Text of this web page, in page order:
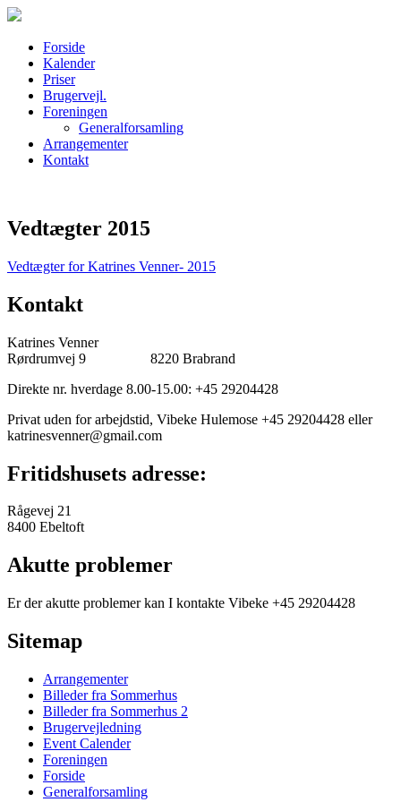
Skip
content
Forside
Kalender
Priser
Brugervejl.
Foreningen
Generalforsamling
Arrangementer
Kontakt
Vedtægter 2015
Vedtægter for Katrines Venner- 2015
Kontakt
Katrines Venner
Rørdrumvej 9 8220 Brabrand
Direkte nr. hverdage 8.00-15.00: +45 29204428
Privat uden for arbejdstid, Vibeke Hulemose +45 29204428 eller
katrinesvenner@gmail.com
Fritidshusets adresse:
Rågevej 21
8400 Ebeltoft
Akutte problemer
Er der akutte problemer kan I kontakte Vibeke +45 29204428
Sitemap
Arrangementer
Billeder fra Sommerhus
Billeder fra Sommerhus 2
Brugervejledning
Event Calender
Foreningen
Forside
Generalforsamling